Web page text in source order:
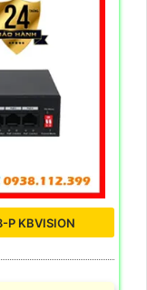
P KBVISION